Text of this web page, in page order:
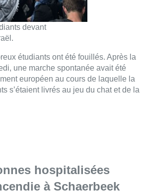
devant
étudiants ont été fouillés. Après la
une marche spontanée avait été
européen au cours de laquelle la
s’étaient livrés au jeu du chat et de la
hospitalisées
à Schaerbeek